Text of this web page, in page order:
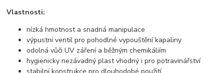
Vlastnosti:
nízká hmotnost a snadná manipulace
výpustní ventil pro pohodlné vypouštění kapaliny
odolná vůči UV záření a běžným chemikáliím
hygienicky nezávadný plast vhodný i pro potravinářství